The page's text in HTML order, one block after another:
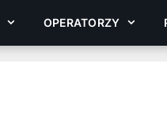
OPERATORZY